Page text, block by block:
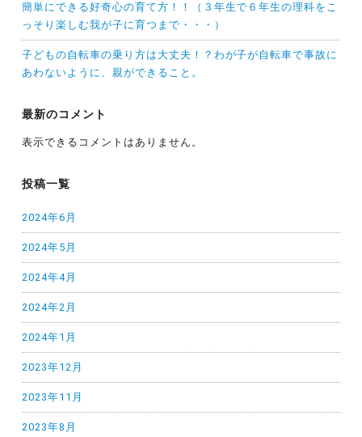
簡単にできる好奇心の育て方！！（３年生で６年生の理科をこ
っそり楽しむ我が子に育つまで・・・）
子どもの自転車の乗り方は大丈夫！？わが子が自転車で事故に
あわないように、親ができること。
最新のコメント
表示できるコメントはありません。
投稿一覧
2024年6月
2024年5月
2024年4月
2024年2月
2024年1月
2023年12月
2023年11月
2023年8月